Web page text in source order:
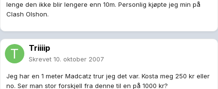
lenge den ikke blir lengere enn 10m. Personlig kjøpte jeg min på
Clash Olshon.
Triiiip
Skrevet 10. oktober 2007
Jeg har en 1 meter Madcatz trur jeg det var. Kosta meg 250 kr eller
no. Ser man stor forskjell fra denne til en på 1000 kr?